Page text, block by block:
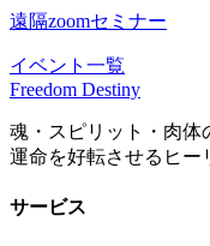
遠隔zoomセミナー
イベント一覧
Freedom Destiny
魂・スピリット・肉体
運命を好転させるヒー
サービス